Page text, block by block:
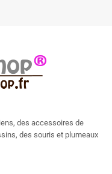
des accessoires de
des souris et plumeaux